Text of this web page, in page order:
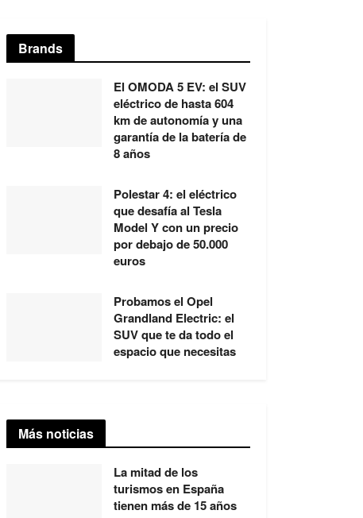
Brands
El OMODA 5 EV: el SUV
eléctrico de hasta 604
km de autonomía y una
garantía de la batería de
8 años
Polestar 4: el eléctrico
que desafía al Tesla
Model Y con un precio
por debajo de 50.000
euros
Probamos el Opel
Grandland Electric: el
SUV que te da todo el
espacio que necesitas
Más noticias
La mitad de los
turismos en España
tienen más de 15 años